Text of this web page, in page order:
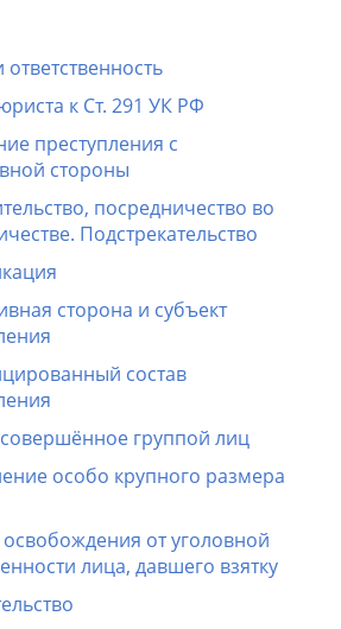
к Ст. 291 УК РФ
преступления с
стороны
посредничество во
Подстрекательство
сторона и субъект
состав
группой лиц
особо крупного размера
от уголовной
лица, давшего взятку